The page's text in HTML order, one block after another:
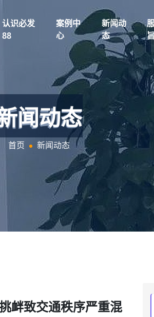
认识必发
88
案例中
心
新闻动
态
闻动态
首页 新闻动态
衅致交通秩序严重混